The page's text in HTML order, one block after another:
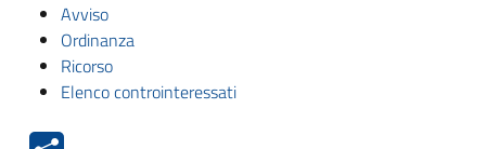
Avviso
Ordinanza
Ricorso
Elenco controinteressati